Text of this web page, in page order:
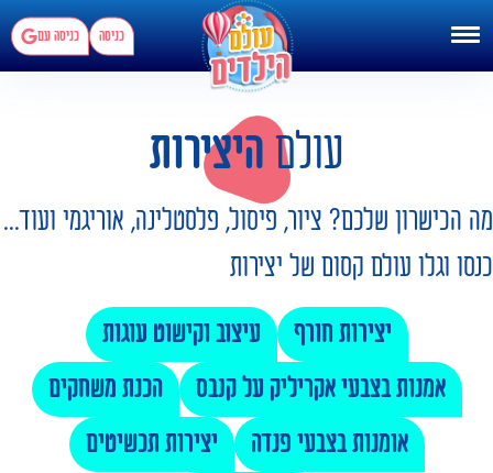
כניסה כניסה עם
עולם היצירות
מה הכישרון שלכם? ציור, פיסול, פלסטלינה, אוריגמי ועוד...
כנסו וגלו עולם קסום של יצירות
יצירות חורף
עיצוב וקישוט עוגות
אמנות בצבעי אקריליק על קנבס
הכנת משחקים
אומנות בצבעי פנדה
יצירות תכשיטים